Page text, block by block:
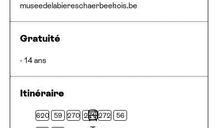
museede​la​biereschaer​beekois​.be
Gratuité
- 14 ans
Itinéraire
Bus
620 59 270 271 272 56